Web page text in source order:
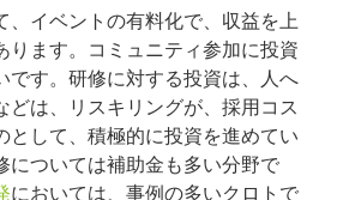
、イベントの有料化で、収益を上
ります。コミュニティ参加に投資
です。研修に対する投資は、人へ
どは、リスキリングが、採用コス
として、積極的に投資を進めてい
については補助金も多い分野で
においては、事例の多いクロトで